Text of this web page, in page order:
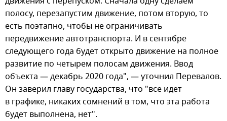
полосу, перезапустим движение, потом вторую, то
есть поэтапно, чтобы не ограничивать
передвижение автотранспорта. И в сентябре
следующего года будет открыто движение на полное
развитие по четырем полосам движения. Ввод
объекта — декабрь 2020 года", — уточнил Перевалов.
Он заверил главу государства, что "все идет
в графике, никаких сомнений в том, что эта работа
будет выполнена, нет".